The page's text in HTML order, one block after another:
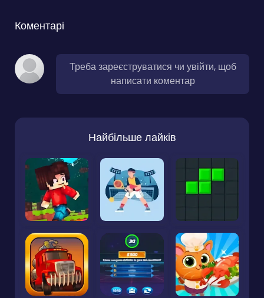
Коментарі
Треба зареєструватися чи увійти, щоб
написати коментар
Найбільше лайків